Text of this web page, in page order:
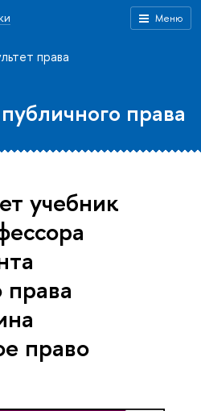
Меню
права
права
учебник
права
право